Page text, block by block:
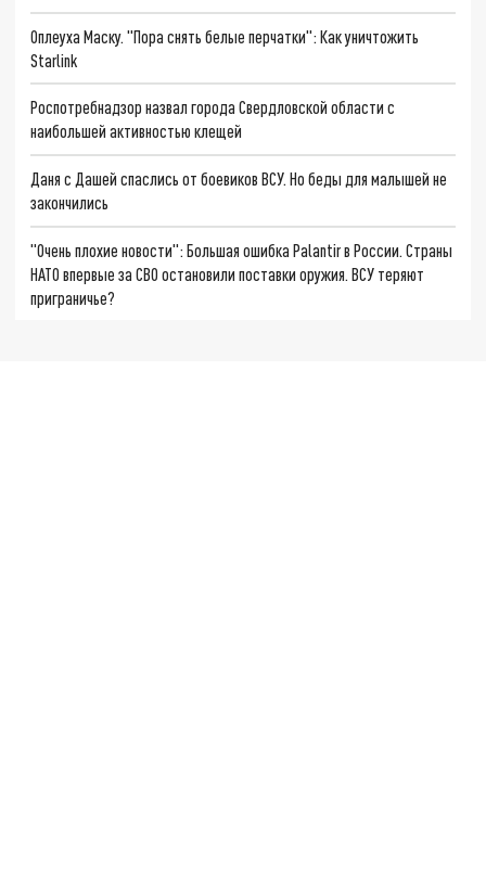
Оплеуха Маску. "Пора снять белые перчатки": Как уничтожить
Starlink
Роспотребнадзор назвал города Свердловской области с
наибольшей активностью клещей
Даня с Дашей спаслись от боевиков ВСУ. Но беды для малышей не
закончились
"Очень плохие новости": Большая ошибка Palantir в России. Страны
НАТО впервые за СВО остановили поставки оружия. ВСУ теряют
приграничье?